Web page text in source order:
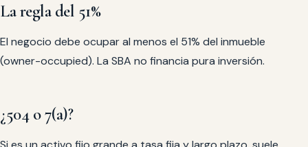
La regla del 51%
El negocio debe ocupar al menos el 51% del inmueble
(owner-occupied). La SBA no financia pura inversión.
¿504 o 7(a)?